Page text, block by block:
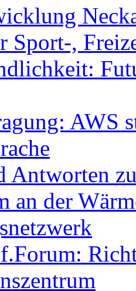
,
AWS
Antworten
an der